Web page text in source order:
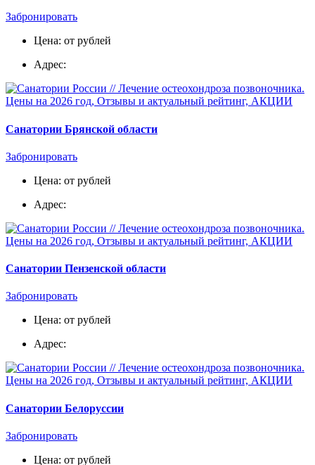
Забронировать
Цена: от рублей
Адрес:
Санатории Брянской области
Забронировать
Цена: от рублей
Адрес:
Санатории Пензенской области
Забронировать
Цена: от рублей
Адрес:
Санатории Белоруссии
Забронировать
Цена: от рублей